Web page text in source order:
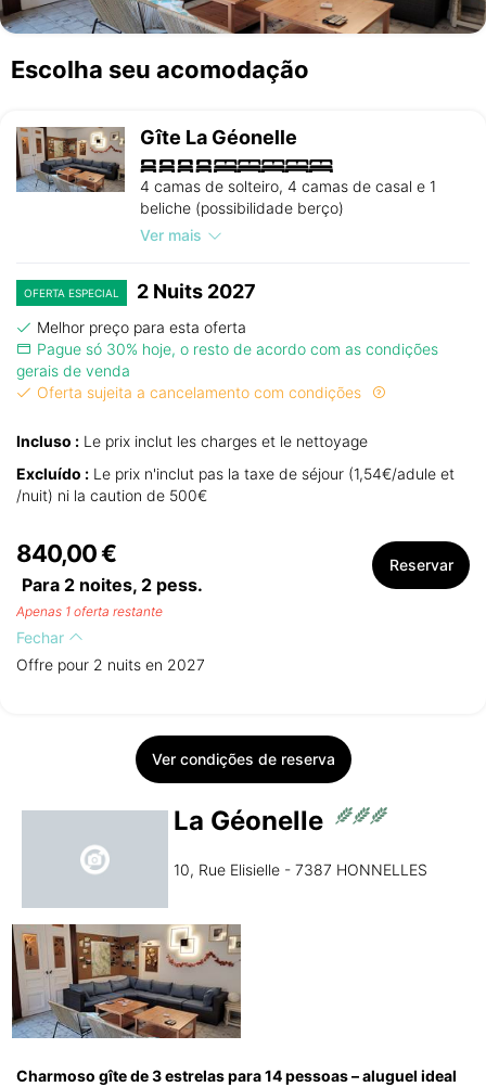
Escolha seu acomodação
Gîte La Géonelle
4 camas de solteiro, 4 camas de casal e 1
beliche (possibilidade berço)
Ver mais
OFERTA ESPECIAL 2 Nuits 2027
Melhor preço para esta oferta
Pague só 30% hoje, o resto de acordo com as condições
gerais de venda
Oferta sujeita a cancelamento com condições
Incluso : Le prix inclut les charges et le nettoyage
Excluído : Le prix n'inclut pas la taxe de séjour (1,54€/adule et
/nuit) ni la caution de 500€
840,00 €
Para 2 noites, 2 pess.
Reservar
Apenas 1 oferta restante
Fechar
Offre pour 2 nuits en 2027
Ver condições de reserva
La Géonelle
10, Rue Elisielle - 7387 HONNELLES
Charmoso gîte de 3 estrelas para 14 pessoas – aluguel ideal